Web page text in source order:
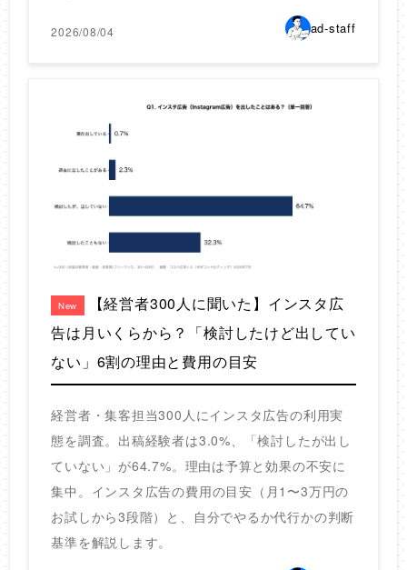
2026/08/04 ad-staff
New
【経営者300人に聞いた】インスタ広
告は月いくらから？「検討したけど出してい
ない」6割の理由と費用の目安
経営者・集客担当300人にインスタ広告の利用実
態を調査。出稿経験者は3.0%、「検討したが出し
ていない」が64.7%。理由は予算と効果の不安に
集中。インスタ広告の費用の目安（月1〜3万円の
お試しから3段階）と、自分でやるか代行かの判断
基準を解説します。